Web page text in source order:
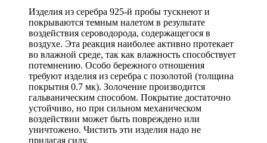
Изделия из серебра 925-й пробы тускнеют и
покрываются темным налетом в результате
воздействия сероводорода, содержащегося в
воздухе. Эта реакция наиболее активно протекает
во влажной среде, так как влажность способствует
потемнению. Особо бережного отношения
требуют изделия из серебра с позолотой (толщина
покрытия 0.7 мк). Золочение производится
гальваническим способом. Покрытие достаточно
устойчиво, но при сильном механическом
воздействии может быть повреждено или
уничтожено. Чистить эти изделия надо не
прилагая силу.